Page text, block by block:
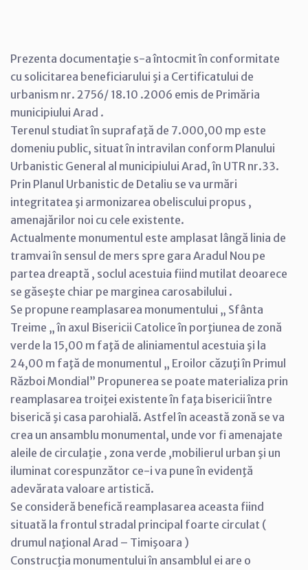
Prezenta documentaţie s-a întocmit în conformitate
cu solicitarea beneficiarului şi a Certificatului de
urbanism nr. 2756/ 18.10 .2006 emis de Primăria
municipiului Arad .
Terenul studiat în suprafaţă de 7.000,00 mp este
domeniu public, situat în intravilan conform Planului
Urbanistic General al municipiului Arad, în UTR nr.33.
Prin Planul Urbanistic de Detaliu se va urmări
integritatea şi armonizarea obeliscului propus ,
amenajărilor noi cu cele existente.
Actualmente monumentul este amplasat lângă linia de
tramvai în sensul de mers spre gara Aradul Nou pe
partea dreaptă , soclul acestuia fiind mutilat deoarece
se găseşte chiar pe marginea carosabilului .
Se propune reamplasarea monumentului „ Sfânta
Treime „ în axul Bisericii Catolice în porţiunea de zonă
verde la 15,00 m faţă de aliniamentul acestuia şi la
24,00 m faţă de monumentul „ Eroilor căzuţi în Primul
Război Mondial” Propunerea se poate materializa prin
reamplasarea troiţei existente în faţa bisericii între
biserică şi casa parohială. Astfel în această zonă se va
crea un ansamblu monumental, unde vor fi amenajate
aleile de circulaţie , zona verde ,mobilierul urban şi un
iluminat corespunzător ce-i va pune în evidenţă
adevărata valoare artistică.
Se consideră benefică reamplasarea aceasta fiind
situată la frontul stradal principal foarte circulat (
drumul naţional Arad – Timişoara )
Construcţia monumentului în ansamblul ei are o